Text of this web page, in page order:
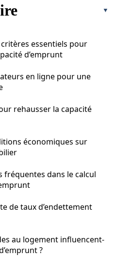
essentiels pour
d’emprunt
en ligne pour une
rehausser la capacité
économiques sur
fréquentes dans le calcul
de taux d’endettement
au logement influencent-
?